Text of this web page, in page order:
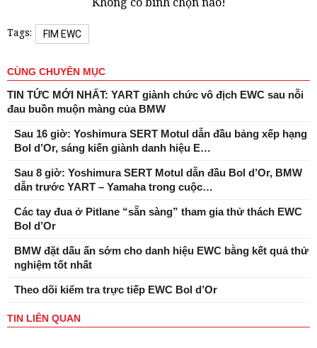
Tags: FIM EWC
CÙNG CHUYÊN MỤC
TIN TỨC MỚI NHẤT: YART giành chức vô địch EWC sau nỗi
đau buồn muộn màng của BMW
Sau 16 giờ: Yoshimura SERT Motul dẫn đầu bảng xếp hạng
Bol d’Or, sáng kiến ​​giành danh hiệu E…
Sau 8 giờ: Yoshimura SERT Motul dẫn đầu Bol d’Or, BMW
dẫn trước YART – Yamaha trong cuộc…
Các tay đua ở Pitlane “sẵn sàng” tham gia thử thách EWC
Bol d’Or
BMW đặt dấu ấn sớm cho danh hiệu EWC bằng kết quả thử
nghiệm tốt nhất
Theo dõi kiểm tra trực tiếp EWC Bol d’Or
TIN LIÊN QUAN